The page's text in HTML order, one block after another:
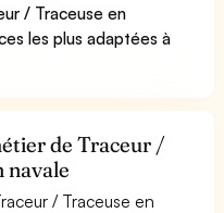
/ Traceuse en
les plus adaptées à
de Traceur /
navale
/ Traceuse en